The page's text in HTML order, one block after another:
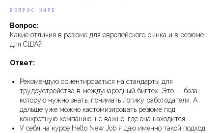
ВОПРОС КИРЕ
Вопрос:
Какие отличия в резюме для европейского рынка и в резюме
для США?
Ответ:
Рекомендую ориентироваться на стандарты для
трудоустройства в международный бигтех. Это — база,
которую нужно знать, понимать логику работодателя. А
дальше уже можно кастомизировать резюме под
конкретную компанию, не важно, где она находится.
У себя на курсе Hello New Job я даю именно такой подход.